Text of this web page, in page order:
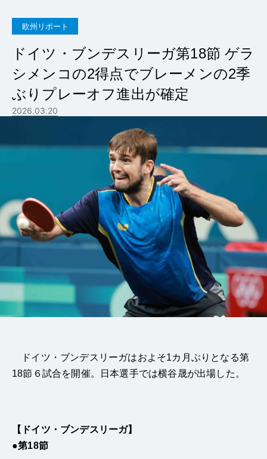
欧州リポート
ドイツ・ブンデスリーガ第18節 ゲラ
シメンコの2得点でブレーメンの2季
ぶりプレーオフ進出が確定
2026.03.20
ドイツ・ブンデスリーガはおよそ1カ月ぶりとなる第
18節６試合を開催。日本選手では横谷晟が出場した。
【ドイツ・ブンデスリーガ】
●第18節